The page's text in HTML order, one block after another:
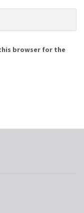
browser for the